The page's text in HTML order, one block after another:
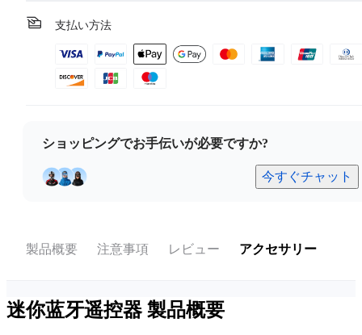
支払い方法
ショッピングでお手伝いが必要ですか?
今すぐチャット
製品概要 注意事項 レビュー アクセサリー
迷你蓝牙遥控器製品概要